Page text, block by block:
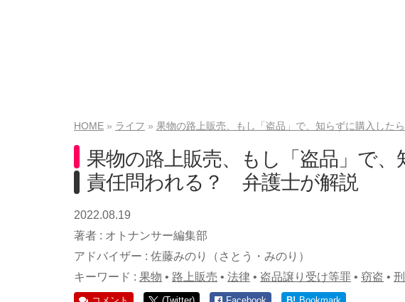
HOME ライフ 果物の路上販売、もし「盗品」で、知らずに購入した
果物の路上販売、もし「盗品」で
責任問われる？ 弁護士が解説
2022.08.19
著者 : オトナンサー編集部
アドバイザー : 佐藤みのり（さとう・みのり）
キーワード : 果物 • 路上販売 • 法律 • 盗品譲り受け等罪 • 窃盗 •